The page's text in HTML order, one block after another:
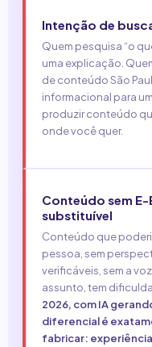
Intenção de
Quem pesquisa “o
uma explicação.
de conteúdo São
informacional para
produzir conteúdo
onde você quer.
Conteúdo sem
substituível
Conteúdo que
pessoa, sem
verificáveis, sem a
assunto, tem
2026, com IA
diferencial é
fabricar: